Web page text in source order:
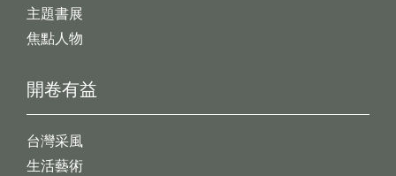
開卷有益
台灣采風
生活藝術
主題書展
焦點人物